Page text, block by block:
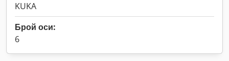
KUKA
Брой оси:
6